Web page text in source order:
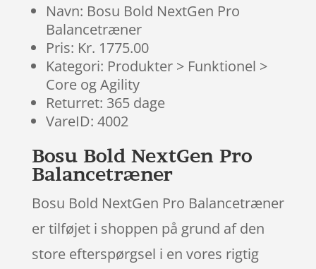
Navn: Bosu Bold NextGen Pro
Balancetræner
Pris: Kr. 1775.00
Kategori: Produkter > Funktionel >
Core og Agility
Returret: 365 dage
VareID: 4002
Bosu Bold NextGen Pro
Balancetræner
Bosu Bold NextGen Pro Balancetræner
er tilføjet i shoppen på grund af den
store efterspørgsel i en vores rigtig